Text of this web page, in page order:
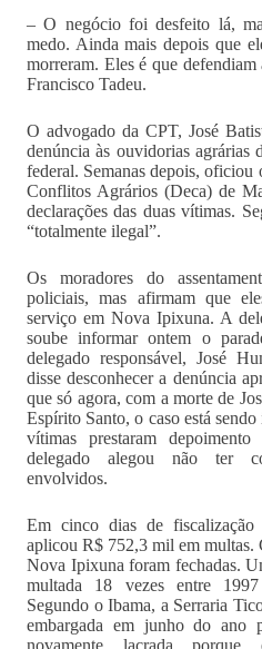
– O negócio foi desfeito lá,
medo. Ainda mais depois que
morreram. Eles é que
Francisco Tadeu.
O advogado da CPT, José
denúncia às ouvidorias agrárias
federal. Semanas depois, oficiou
Conflitos Agrários (Deca) de
declarações das duas vítimas.
“totalmente ilegal”.
Os moradores do
policiais, mas afirmam que
serviço em Nova Ipixuna. A
soube informar ontem o
delegado responsável, José
disse desconhecer a denúncia
que só agora, com a morte de
Espírito Santo, o caso está
vítimas prestaram
delegado alegou não ter
envolvidos.
Em cinco dias de
aplicou R$ 752,3 mil em multas.
Nova Ipixuna foram fechadas.
multada 18 vezes entre
Segundo o Ibama, a Serraria
embargada em junho do ano
novamente lacrada porque